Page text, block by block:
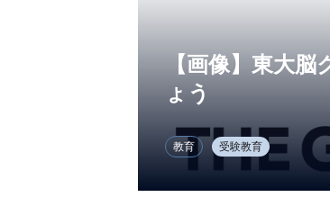
【画像】東大
ょう
教育 受験教育